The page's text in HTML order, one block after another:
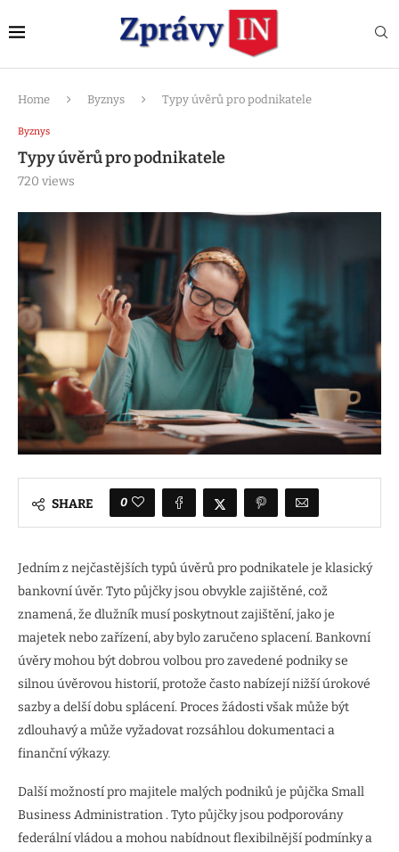
Home Byznys Typy úvěrů pro podnikatele
Byznys
Typy úvěrů pro podnikatele
720 views
SHARE 0
Jedním z nejčastějších typů úvěrů pro podnikatele je klasický
bankovní úvěr. Tyto půjčky jsou obvykle zajištěné, což
znamená, že dlužník musí poskytnout zajištění, jako je
majetek nebo zařízení, aby bylo zaručeno splacení. Bankovní
úvěry mohou být dobrou volbou pro zavedené podniky se
silnou úvěrovou historií, protože často nabízejí nižší úrokové
sazby a delší dobu splácení. Proces žádosti však může být
zdlouhavý a může vyžadovat rozsáhlou dokumentaci a
finanční výkazy.
Další možností pro majitele malých podniků je půjčka Small
Business Administration . Tyto půjčky jsou podporovány
federální vládou a mohou nabídnout flexibilnější podmínky a